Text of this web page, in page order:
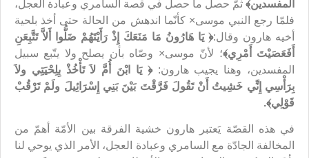
المفسدين﴾ ثمّ حصل ما حصل في قصة السامري وعبادة العجل،
فلمّا رجع النبي موسى× كأنّما اندهش من الحالة حتى أخذ بلحية
أخيه هارون وقال:﴿ يَا هَارُونُ مَا مَنَعَكَ إِذْ رَأَيْتَهُمْ ضَلُّوا أَلاَّ تَتَّبِعَنِ
أَفَعَصَيْتَ أَمْرِي﴾؛ لأنّ موسى× وصّاه بأن يصلح ولا يتّبع سبيل
المفسدين، وهنا يجيب هارون:﴿ يَا ابْنَ أُمَّ لاَ تَأْخُذْ بِلِحْيَتِي ولاَ
بِرَأْسِي إِنِّي خَشِيتُ أَنْ تَقُولَ فَرَّقْتَ بَيْنَ بَنِي إِسْرَائِيلَ ولَمْ تَرْقُبْ
قَوْلِي﴾.
في هذه القصّة يَعتبر هارون خشية الفرقة بين الأمّة أهمّ من
المخالفة الجادّة مع السامري وعبادة العجل، الأمر الذي يوحي لنا